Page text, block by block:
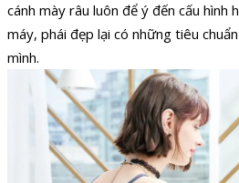
cánh mày râu luôn để ý đến cấu hình
máy, phái đẹp lại có những tiêu
mình.